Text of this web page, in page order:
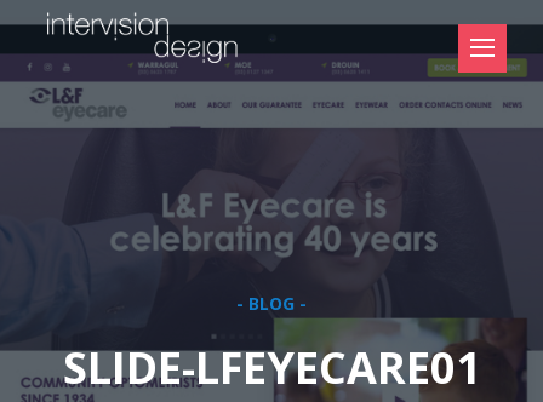
- BLOG -
SLIDE-LFEYECARE01